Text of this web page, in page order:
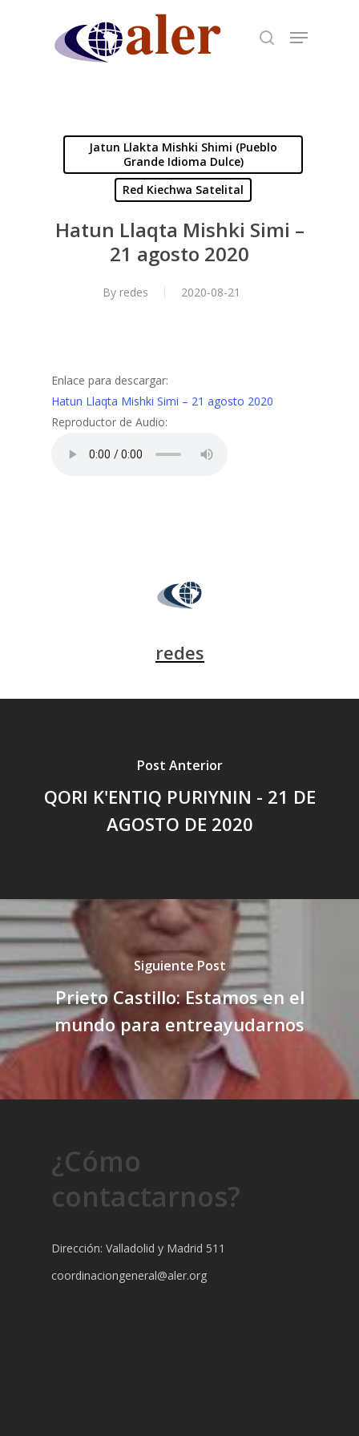
Jatun Llakta Mishki Shimi (Pueblo
Grande Idioma Dulce)
Red Kiechwa Satelital
Hatun Llaqta Mishki Simi –
21 agosto 2020
By redes 2020-08-21
Enlace para descargar:
Hatun Llaqta Mishki Simi – 21 agosto 2020
Reproductor de Audio:
redes
Post Anterior
QORI K'ENTIQ PURIYNIN - 21 DE
AGOSTO DE 2020
Siguiente Post
Prieto Castillo: Estamos en el
mundo para entreayudarnos
¿Cómo
contactarnos?
Dirección: Valladolid y Madrid 511
coordinaciongeneral@aler.org